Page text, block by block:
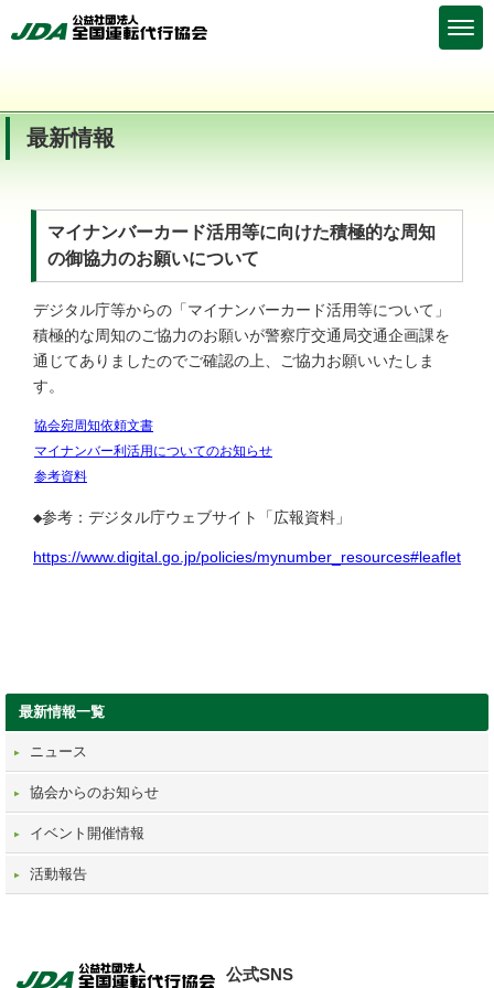
最新情報
マイナンバーカード活用等に向けた積極的な周知
の御協力のお願いについて
デジタル庁等からの「マイナンバーカード活用等について」
積極的な周知のご協力のお願いが警察庁交通局交通企画課を
通じてありましたのでご確認の上、ご協力お願いいたしま
す。
協会宛周知依頼文書
マイナンバー利活用についてのお知らせ
参考資料
◆参考：デジタル庁ウェブサイト「広報資料」
https://www.digital.go.jp/policies/mynumber_resources#leaflet
最新情報一覧
ニュース
協会からのお知らせ
イベント開催情報
活動報告
公式SNS